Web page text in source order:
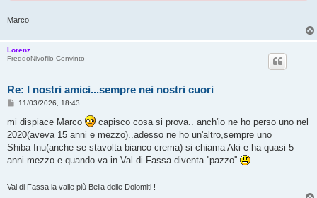
Marco
Lorenz
FreddoNivofilo Convinto
Re: I nostri amici...sempre nei nostri cuori
M
s
s
a
g
g
i
11/03/2026, 18:43
mi dispiace Marco
capisco cosa si prova.. anch'io ne ho perso uno nel
2020(aveva 15 anni e mezzo)..adesso ne ho un'altro,sempre uno
Shiba Inu(anche se stavolta bianco crema) si chiama Aki e ha quasi 5
anni mezzo e quando va in Val di Fassa diventa ''pazzo''
Val di Fassa la valle più Bella delle Dolomiti !